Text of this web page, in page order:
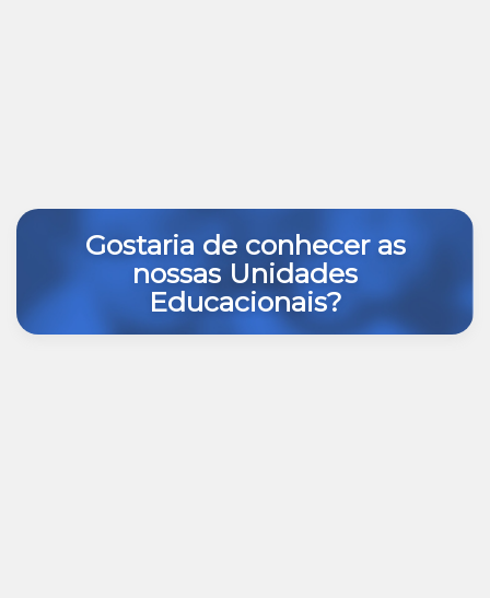
Gostaria de conhecer as
nossas Unidades
Educacionais?